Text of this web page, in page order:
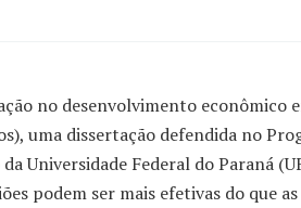
no desenvolvimento econômico
uma dissertação defendida no
Universidade Federal do Paraná
podem ser mais efetivas do que